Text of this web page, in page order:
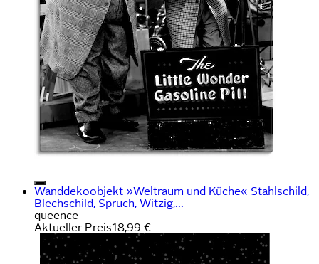
Wanddekoobjekt »Weltraum und Küche« Stahlschild,
Blechschild, Spruch, Witzig,...
queence
Aktueller Preis18,99 €